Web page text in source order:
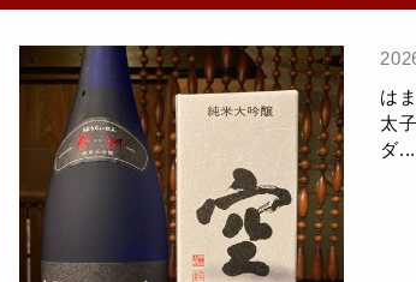
は
太
ダ...